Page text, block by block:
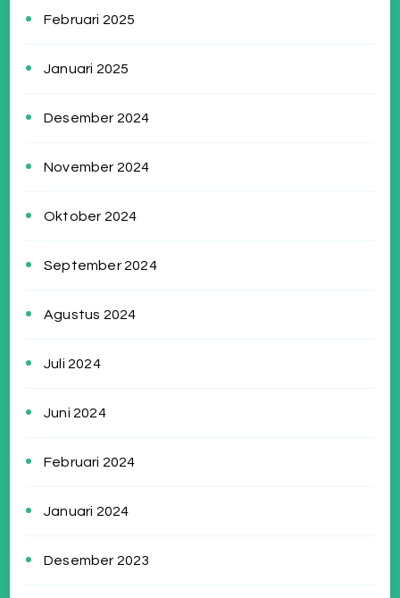
Februari 2025
Januari 2025
Desember 2024
November 2024
Oktober 2024
September 2024
Agustus 2024
Juli 2024
Juni 2024
Februari 2024
Januari 2024
Desember 2023